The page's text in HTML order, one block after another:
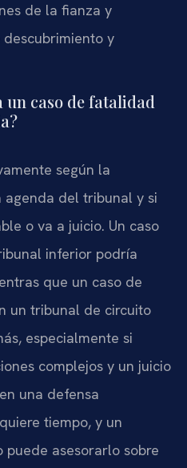
de la fianza y
y
caso de fatalidad
según la
del tribunal y si
o va a juicio. Un caso
inferior podría
que un caso de
un tribunal de circuito
especialmente si
complejos y un juicio
una defensa
tiempo, y un
asesorarlo sobre